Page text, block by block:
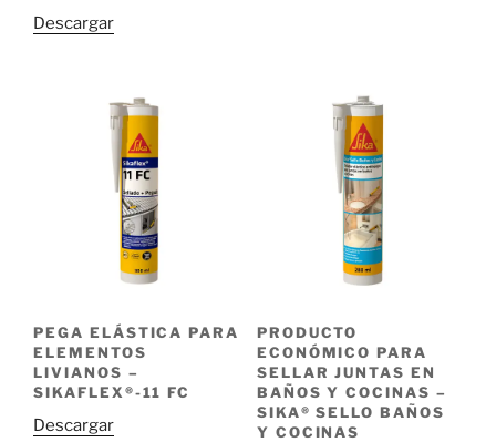
Descargar
PEGA ELÁSTICA PARA
ELEMENTOS
LIVIANOS –
SIKAFLEX®-11 FC
Descargar
PRODUCTO
ECONÓMICO PARA
SELLAR JUNTAS EN
BAÑOS Y COCINAS –
SIKA® SELLO BAÑOS
Y COCINAS